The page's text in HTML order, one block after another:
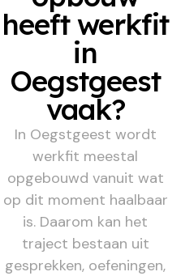
heeft werkfit
in
Oegstgeest
vaak?
In Oegstgeest wordt
werkfit meestal
opgebouwd vanuit wat
op dit moment haalbaar
is. Daarom kan het
traject bestaan uit
gesprekken, oefeningen,